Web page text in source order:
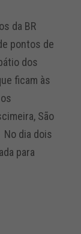
da BR
pontos de
dos
ficam às
São
No dia dois
para